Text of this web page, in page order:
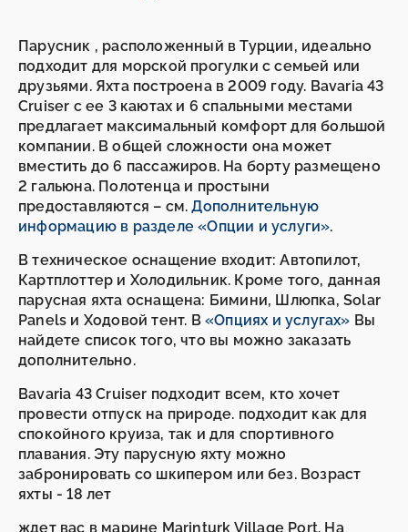
Парусник , расположенный в Турции, идеально
подходит для морской прогулки с семьей или
друзьями. Яхта построена в 2009 году. Bavaria 43
Cruiser с ее 3 каютах и 6 спальными местами
предлагает максимальный комфорт для большой
компании. В общей сложности она может
вместить до 6 пассажиров. На борту размещено
2 гальюна. Полотенца и простыни
предоставляются – см.Дополнительную
информацию в разделе «Опции и услуги».
В техническое оснащение входит: Автопилот,
Картплоттер и Холодильник. Кроме того, данная
парусная яхта оснащена: Бимини, Шлюпка, Solar
Panels и Ходовой тент. В «Опциях и услугах» Вы
найдете список того, что вы можно заказать
дополнительно.
Bavaria 43 Cruiser подходит всем, кто хочет
провести отпуск на природе. подходит как для
спокойного круиза, так и для спортивного
плавания. Эту парусную яхту можно
забронировать со шкипером или без. Возраст
яхты - 18 лет
ждет вас в марине Marinturk Village Port. На